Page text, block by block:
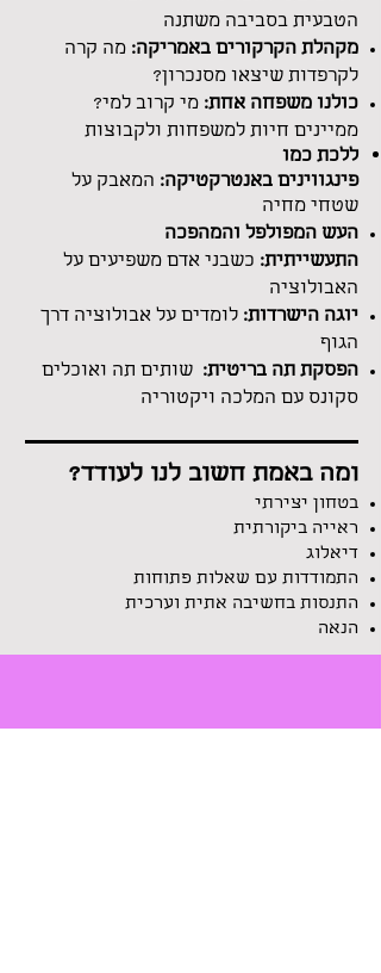
הטבעית בסביבה משתנה
מקהלת הקרקורים באמריקה: מה קרה
לקרפדות שיצאו מסנכרון?
כולנו משפחה אחת: מי קרוב למי?
ממיינים חיות למשפחות ולקבוצות
ללכת כמו
פינגווינים באנטרקטיקה: המאבק על
שטחי מחיה
העש המפולפל והמהפכה
התעשייתית: כשבני אדם משפיעים על
האבולוציה
יוגה הישרדות: לומדים על אבולוציה דרך
הגוף
הפסקת תה בריטית: שותים תה ואוכלים
סקונס עם המלכה ויקטוריה
ומה באמת חשוב לנו לעודד?
בטחון יצירתי
ראייה ביקורתית
דיאלוג
התמודדות עם שאלות פתוחות
התנסות בחשיבה אתית וערכית
הנאה